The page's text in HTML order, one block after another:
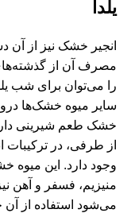
یلدا
انجیر خشک نیز از
مصرف آن از
را می‌توان برای شب
سایر میوه خشک‌ها
خشک طعم شیرینی
وجود دارد. این میوه
منیزیم، فسفر و آهن
می‌شود استفاده از